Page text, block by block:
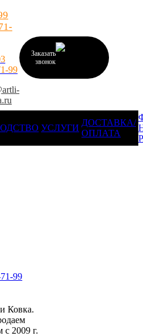
99
Заказать
звонок
УСЛУГИ
ДОСТАВКА/
ОПЛАТА
99
Ковка.
с 2009 г.